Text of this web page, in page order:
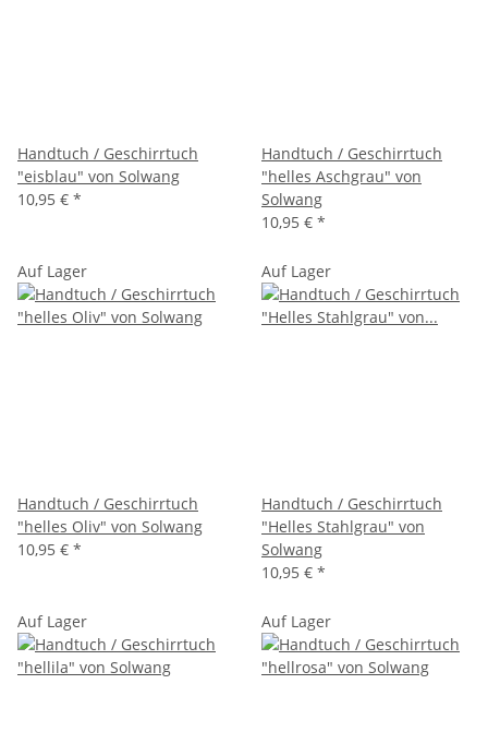
Handtuch / Geschirrtuch
"eisblau" von Solwang
10,95 € *
Handtuch / Geschirrtuch
"helles Aschgrau" von
Solwang
10,95 € *
Auf Lager
Handtuch / Geschirrtuch
"helles Oliv" von Solwang
10,95 € *
Auf Lager
Handtuch / Geschirrtuch
"Helles Stahlgrau" von
Solwang
10,95 € *
Auf Lager Auf Lager